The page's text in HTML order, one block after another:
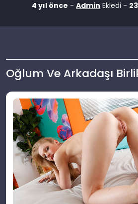
4 yıl önce - Admin Ekledi -
Oğlum Ve Arkadaşı